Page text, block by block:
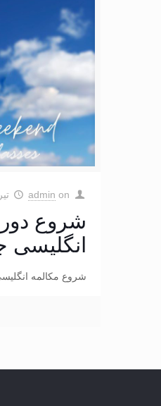
admin on تیر ۱۹, ۱۴۰۴
شروع
انگلیسی
شروع مکالمه